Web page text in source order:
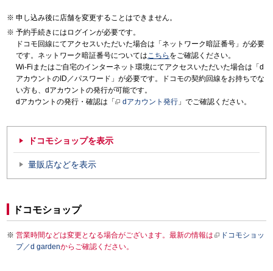
申し込み後に店舗を変更することはできません。
予約手続きにはログインが必要です。
ドコモ回線にてアクセスいただいた場合は「ネットワーク暗証番号」が必要
です。ネットワーク暗証番号についてはこちら をご確認ください。
Wi-Fiまたはご自宅のインターネット環境にてアクセスいただいた場合は「d
アカウントのID／パスワード」が必要です。ドコモの契約回線をお持ちでな
い方も、dアカウントの発行が可能です。
dアカウントの発行・確認は「
dアカウント発行 」でご確認ください。
ドコモショップを表示
量販店などを表示
ドコモショップ
営業時間などは変更となる場合がございます。最新の情報は
ドコモショッ
プ／d gardenからご確認ください。